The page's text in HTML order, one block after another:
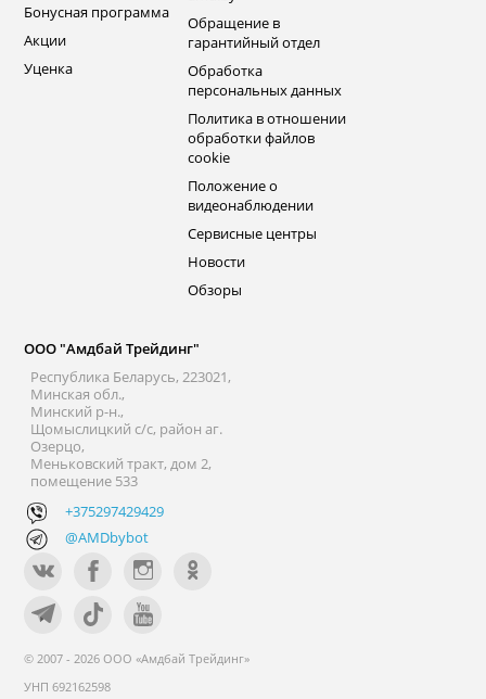
Бонусная программа
Акции
Уценка
Обращение в
гарантийный отдел
Обработка
персональных данных
Политика в отношении
обработки файлов
cookie
Положение о
видеонаблюдении
Сервисные центры
Новости
Обзоры
ООО "Амдбай Трейдинг"
Республика Беларусь, 223021,
Минская обл.,
Минский р-н.,
Щомыслицкий с/с, район аг.
Озерцо,
Меньковский тракт, дом 2,
помещение 533
+375297429429
@AMDbybot
© 2007 - 2026 ООО «Амдбай Трейдинг»
УНП 692162598